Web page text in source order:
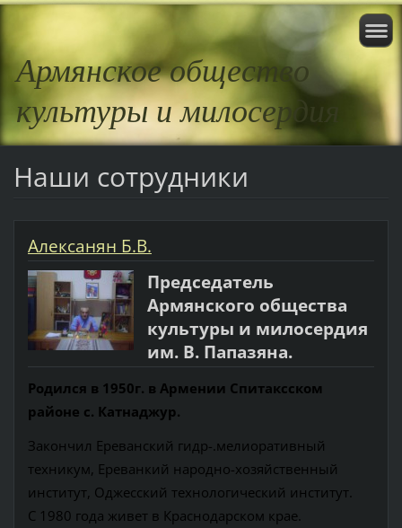
Армянское общество
культуры и милосердия
Наши сотрудники
Алексанян Б.В.
Председатель
Армянского общества
культуры и милосердия
им. В. Папазяна.
Родился в 1950г. в Армении Спитаксском
районе с. Катнаджур.
Закончил Ереванский гидр-.мелиоративный
техникум, Ереванкий народно-хозяйственный
институт, Оджесский технологический институт.
С 1980 года живет в Краснодарском крае.